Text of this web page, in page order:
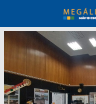
tartalomra